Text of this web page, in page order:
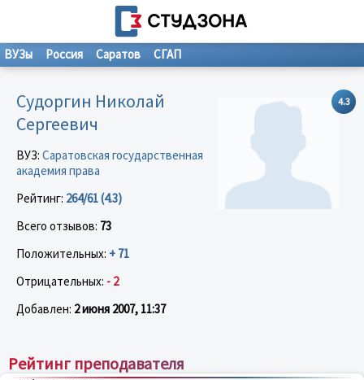
ВУЗы Россия Саратов СГАП
4.3
Cудоргин Николай
Сергеевич
ВУЗ: Саратовская государственная
академия права
Рейтинг: 264/61 (4.3)
Всего отзывов: 73
Положительных: + 71
Отрицательных: - 2
Добавлен: 2 июня 2007, 11:37
Рейтинг преподавателя